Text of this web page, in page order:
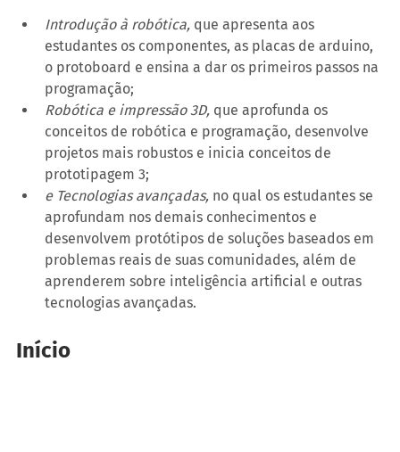
Introdução à robótica, que apresenta aos
estudantes os componentes, as placas de arduino,
o protoboard e ensina a dar os primeiros passos na
programação;
Robótica e impressão 3D, que aprofunda os
conceitos de robótica e programação, desenvolve
projetos mais robustos e inicia conceitos de
prototipagem 3;
e Tecnologias avançadas, no qual os estudantes se
aprofundam nos demais conhecimentos e
desenvolvem protótipos de soluções baseados em
problemas reais de suas comunidades, além de
aprenderem sobre inteligência artificial e outras
tecnologias avançadas.
Início